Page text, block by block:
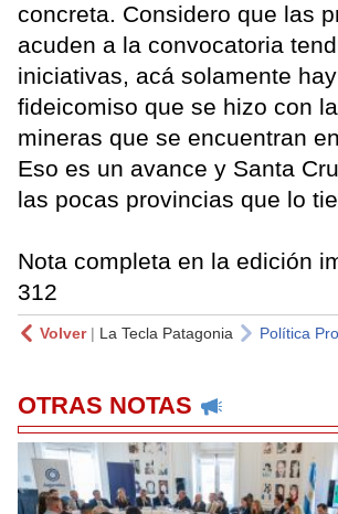
concreta. Considero que las
acuden a la convocatoria
iniciativas, acá solamente
fideicomiso que se hizo con
mineras que se encuentran
Eso es un avance y Santa
las pocas provincias que lo
Nota completa en la edición
312
Volver| La Tecla Patagonia Política
OTRAS NOTAS